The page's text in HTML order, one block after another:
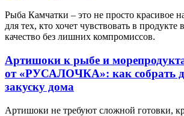
Рыба Камчатки – это не просто красивое
для тех, кто хочет чувствовать в продукте
качество без лишних компромиссов.
Артишоки к рыбе и
от «РУСАЛОЧКА»: как собрать
закуску дома
Артишоки не требуют сложной готовки,